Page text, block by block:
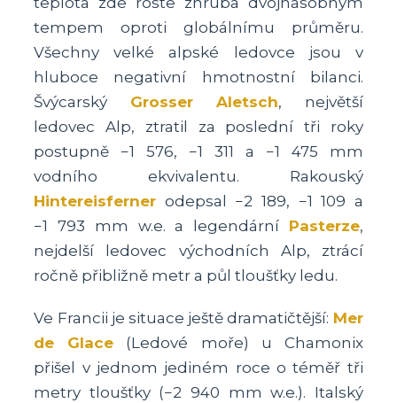
tempem oproti globálnímu průměru.
Všechny velké alpské ledovce jsou v
hluboce negativní hmotnostní bilanci.
Švýcarský Grosser Aletsch, největší
ledovec Alp, ztratil za poslední tři roky
postupně −1 576, −1 311 a −1 475 mm
vodního ekvivalentu. Rakouský
Hintereisferner odepsal −2 189, −1 109 a
−1 793 mm w.e. a legendární Pasterze,
nejdelší ledovec východních Alp, ztrácí
ročně přibližně metr a půl tloušťky ledu.
Ve Francii je situace ještě dramatičtější: Mer
de Glace (Ledové moře) u Chamonix
přišel v jednom jediném roce o téměř tři
metry tloušťky (−2 940 mm w.e.). Italský